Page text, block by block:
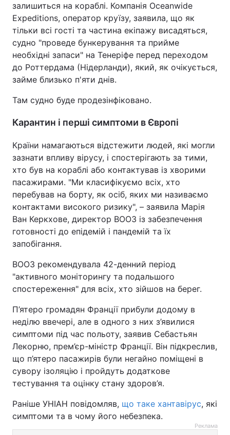
залишиться на кораблі. Компанія Oceanwide
Expeditions, оператор круїзу, заявила, що як
тільки всі гості та частина екіпажу висадяться,
судно "проведе бункерування та прийме
необхідні запаси" на Тенеріфе перед переходом
до Роттердама (Нідерланди), який, як очікується,
займе близько п'яти днів.
Там судно буде продезінфіковано.
Карантин і перші симптоми в Європі
Країни намагаються відстежити людей, які могли
зазнати впливу вірусу, і спостерігають за тими,
хто був на кораблі або контактував із хворими
пасажирами. "Ми класифікуємо всіх, хто
перебував на борту, як осіб, яких ми називаємо
контактами високого ризику", – заявила Марія
Ван Керкхове, директор ВООЗ із забезпечення
готовності до епідемій і пандемій та їх
запобігання.
ВООЗ рекомендувала 42-денний період
"активного моніторингу та подальшого
спостереження" для всіх, хто зійшов на берег.
П’ятеро громадян Франції прибули додому в
неділю ввечері, але в одного з них з’явилися
симптоми під час польоту, заявив Себастьян
Лекорню, прем’єр-міністр Франції. Він підкреслив,
що п’ятеро пасажирів були негайно поміщені в
сувору ізоляцію і пройдуть додаткове
тестування та оцінку стану здоров’я.
Раніше УНІАН повідомляв, що таке хантавірус, які
симптоми та в чому його небезпека.
Реклама